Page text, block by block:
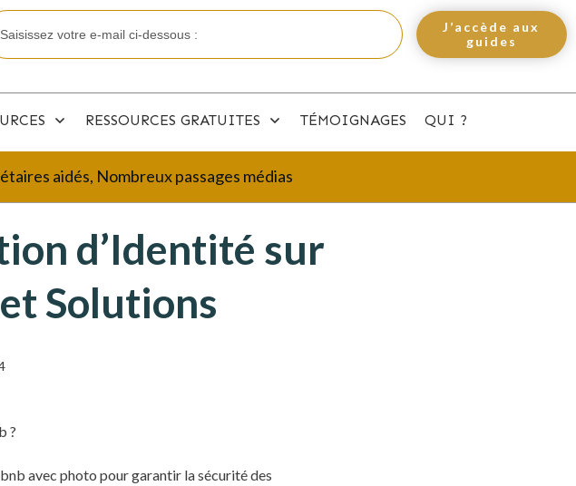
J’accède aux
guides
RESSOURCES GRATUITES TÉMOIGNAGES QUI ?
aidés, Nombreux passages médias
d’Identité sur
Solutions
?
avec photo pour garantir la sécurité des